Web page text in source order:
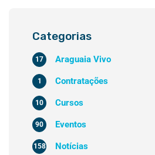
Categorias
Araguaia Vivo
17
Contratações
1
Cursos
10
Eventos
90
Notícias
158